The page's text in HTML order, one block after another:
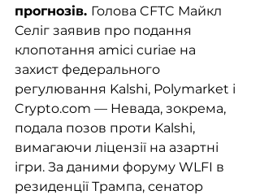
прогнозів. Голова CFTC Майкл
Селіг заявив про подання
клопотання amici curiae на
захист федерального
регулювання Kalshi, Polymarket і
Crypto.com — Невада, зокрема,
подала позов проти Kalshi,
вимагаючи ліцензії на азартні
ігри. За даними форуму WLFI в
резиденції Трампа, сенатор